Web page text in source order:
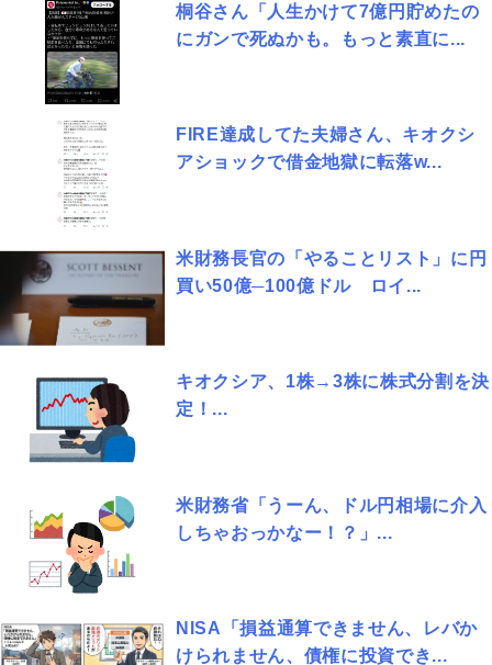
桐谷さん「人生かけて7億円貯めたの
にガンで死ぬかも。もっと素直に...
FIRE達成してた夫婦さん、キオクシ
アショックで借金地獄に転落w...
米財務長官の「やることリスト」に円
買い50億─100億ドル ロイ...
キオクシア、1株→3株に株式分割を決
定！...
米財務省「うーん、ドル円相場に介入
しちゃおっかなー！？」...
NISA「損益通算できません、レバか
けられません、債権に投資でき...